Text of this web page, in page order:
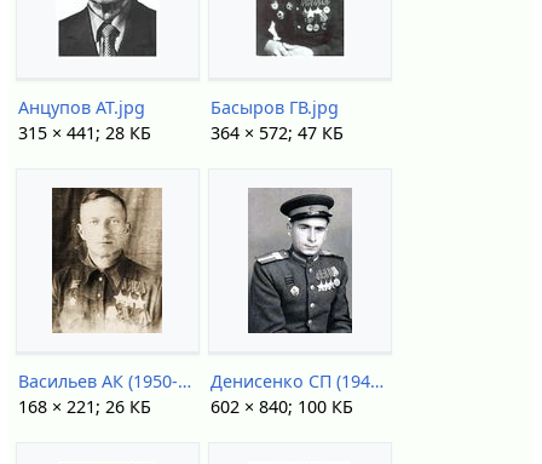
Анцупов АТ.jpg
315 × 441; 28 КБ
Басыров ГВ.jpg
364 × 572; 47 КБ
Васильев АК (1950-е).jpg
168 × 221; 26 КБ
Денисенко СП (1945).jpg
602 × 840; 100 КБ